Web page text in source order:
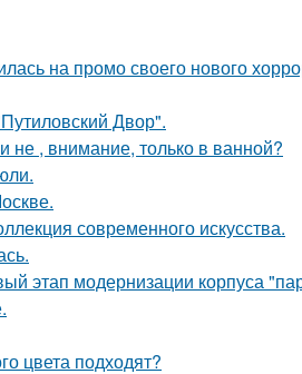
на промо своего нового
Двор".
не , внимание, только в ванной?
современного искусства.
этап модернизации корпуса
цвета подходят?